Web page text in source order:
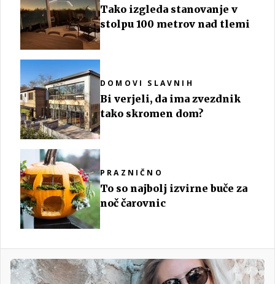
Tako izgleda stanovanje v
stolpu 100 metrov nad tlemi
DOMOVI SLAVNIH
Bi verjeli, da ima zvezdnik
tako skromen dom?
PRAZNIČNO
To so najbolj izvirne buče za
noč čarovnic